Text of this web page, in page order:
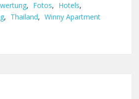
, Fotos, Hotels,
, Thailand, Winny Apartment